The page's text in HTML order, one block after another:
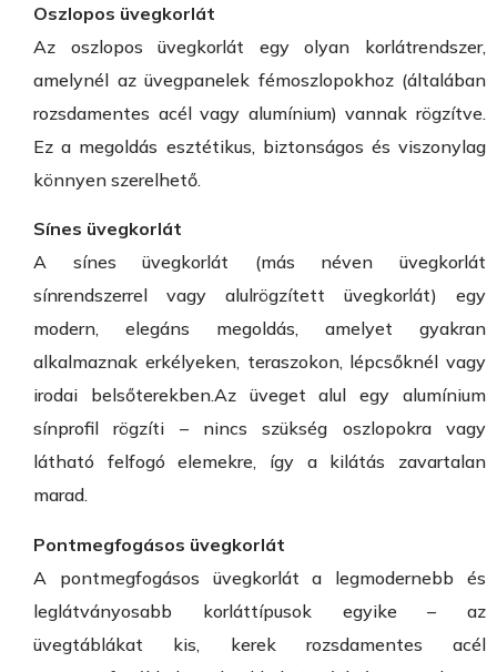
Oszlopos üvegkorlát
Az oszlopos üvegkorlát egy olyan korlátrendszer,
amelynél az üvegpanelek fémoszlopokhoz (általában
rozsdamentes acél vagy alumínium) vannak rögzítve.
Ez a megoldás esztétikus, biztonságos és viszonylag
könnyen szerelhető.
Sínes üvegkorlát
A sínes üvegkorlát (más néven üvegkorlát
sínrendszerrel vagy alulrögzített üvegkorlát) egy
modern, elegáns megoldás, amelyet gyakran
alkalmaznak erkélyeken, teraszokon, lépcsőknél vagy
irodai belsőterekben.Az üveget alul egy alumínium
sínprofil rögzíti – nincs szükség oszlopokra vagy
látható felfogó elemekre, így a kilátás zavartalan
marad.
Pontmegfogásos üvegkorlát
A pontmegfogásos üvegkorlát a legmodernebb és
leglátványosabb korláttípusok egyike – az
üvegtáblákat kis, kerek rozsdamentes acél